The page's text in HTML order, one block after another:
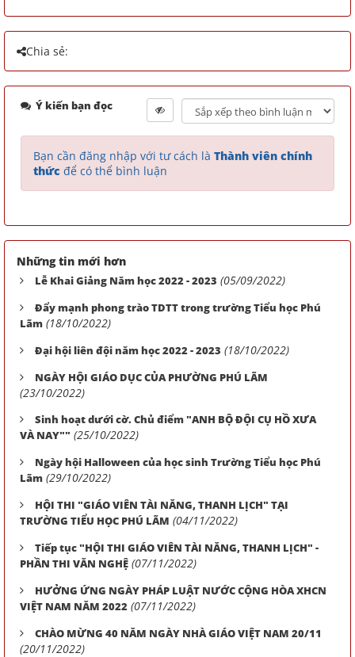
Chia sẻ:
Ý kiến bạn đọc
Bạn cần đăng nhập với tư cách là Thành viên chính
thức để có thể bình luận
Những tin mới hơn
Lễ Khai Giảng Năm học 2022 - 2023 (05/09/2022)
Đẩy mạnh phong trào TDTT trong trường Tiểu học Phú
Lãm (18/10/2022)
Đại hội liên đội năm học 2022 - 2023 (18/10/2022)
NGÀY HỘI GIÁO DỤC CỦA PHƯỜNG PHÚ LÃM
(23/10/2022)
Sinh hoạt dưới cờ. Chủ điểm "ANH BỘ ĐỘI CỤ HỒ XƯA
VÀ NAY"" (25/10/2022)
Ngày hội Halloween của học sinh Trường Tiểu học Phú
Lãm (29/10/2022)
HỘI THI "GIÁO VIÊN TÀI NĂNG, THANH LỊCH" TẠI
TRƯỜNG TIỂU HỌC PHÚ LÃM (04/11/2022)
Tiếp tục "HỘI THI GIÁO VIÊN TÀI NĂNG, THANH LỊCH" -
PHẦN THI VĂN NGHỆ (07/11/2022)
HƯỞNG ỨNG NGÀY PHÁP LUẬT NƯỚC CỘNG HÒA XHCN
VIỆT NAM NĂM 2022 (07/11/2022)
CHÀO MỪNG 40 NĂM NGÀY NHÀ GIÁO VIỆT NAM 20/11
(20/11/2022)